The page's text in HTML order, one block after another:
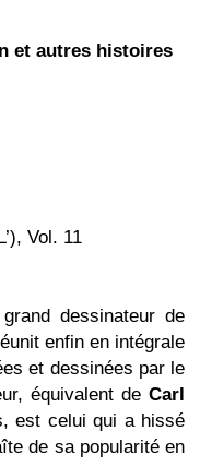
et autres histoires
Vol. 11
dessinateur de
enfin en intégrale
et dessinées par le
équivalent de Carl
est celui qui a hissé
de sa popularité en